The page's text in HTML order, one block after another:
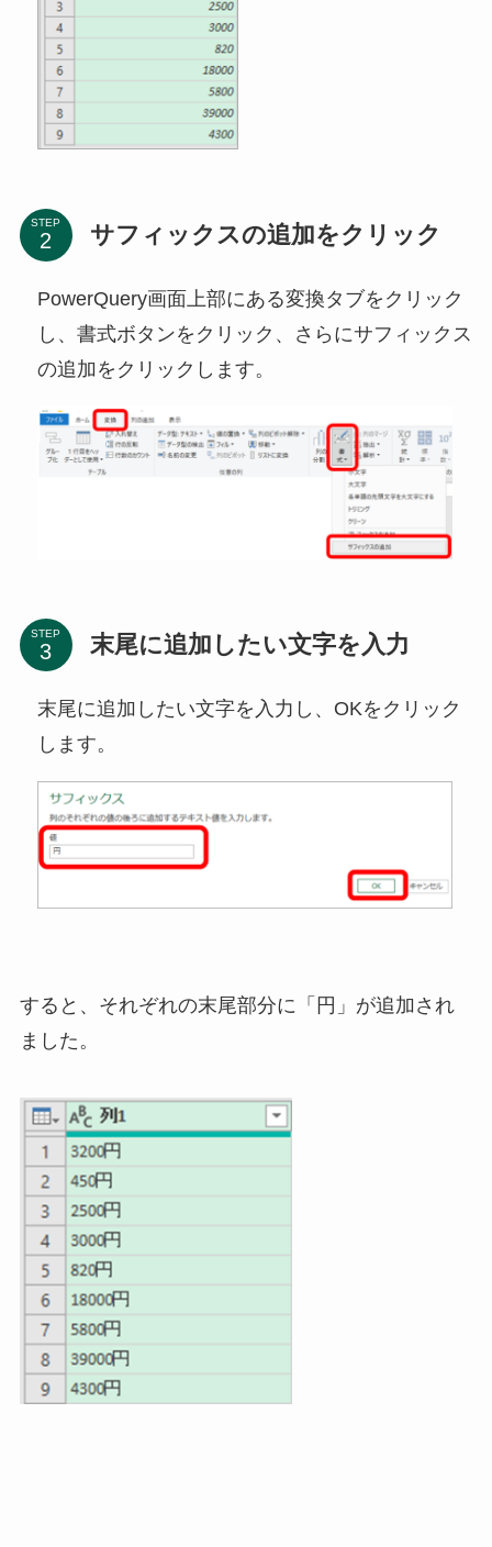
STEP サフィックスの追加をクリック
PowerQuery画面上部にある変換タブをクリック
し、書式ボタンをクリック、さらにサフィックス
の追加をクリックします。
STEP 末尾に追加したい文字を入力
末尾に追加したい文字を入力し、OKをクリック
します。
すると、それぞれの末尾部分に「円」が追加され
ました。